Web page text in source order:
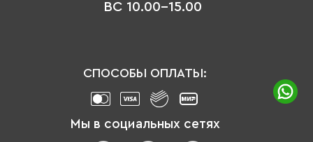
ВС 10.00-15.00
СПОСОБЫ ОПЛАТЫ:
Мы в социальных сетях